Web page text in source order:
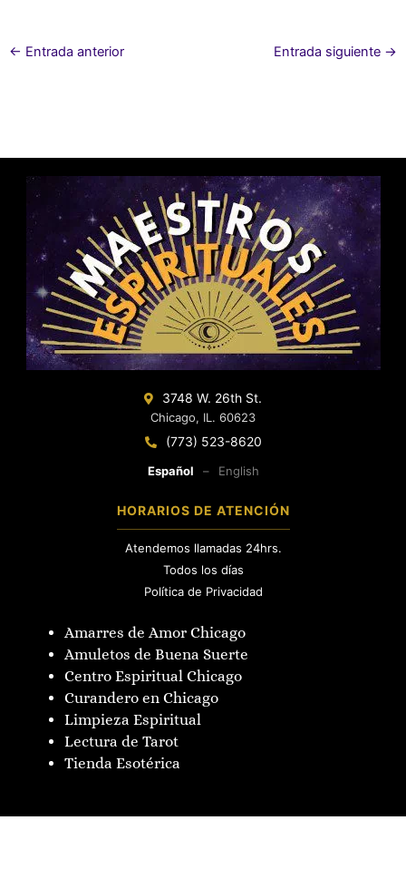
← Entrada anterior Entrada siguiente →
3748 W. 26th St.
Chicago, IL. 60623
(773) 523-8620
Español – English
HORARIOS DE ATENCIÓN
Atendemos llamadas 24hrs.
Todos los días
Política de Privacidad
Amarres de Amor Chicago
Amuletos de Buena Suerte
Centro Espiritual Chicago
Curandero en Chicago
Limpieza Espiritual
Lectura de Tarot
Tienda Esotérica